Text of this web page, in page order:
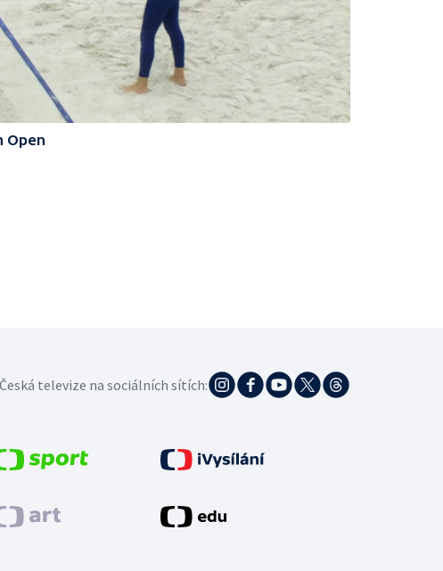
Open
Česká televize na sociálních sítích: